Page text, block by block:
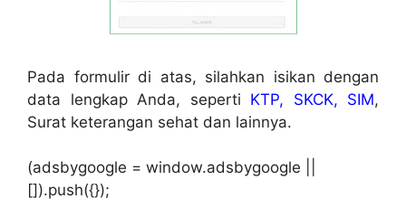
Pada formulir di atas, silahkan isikan dengan
data lengkap Anda, seperti KTP, SKCK, SIM,
Surat keterangan sehat dan lainnya.
(adsbygoogle = window.adsbygoogle ||
[]).push({});